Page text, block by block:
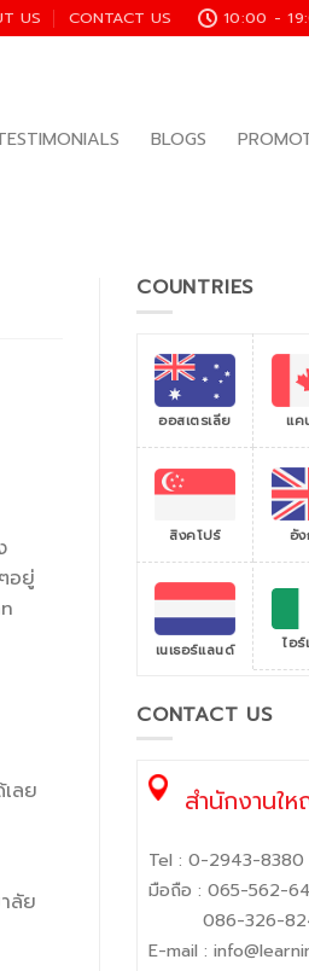
US CONTACT US 10:00 -
BLOGS
อยู่
ลย
ลัย
COUNTRIES
ออสเตรเลีย แค
สิงคโปร์ อั
เนเธอร์แลนด์ ไอ
CONTACT US
สำนักงานใ
Tel : 0-2943-8380
มือถือ : 065-562-
086-326-
E-mail :